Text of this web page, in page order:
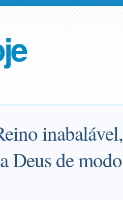
inabalável,
Deus de modo